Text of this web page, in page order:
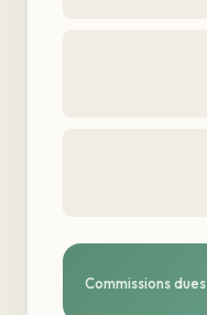
Commissions dues